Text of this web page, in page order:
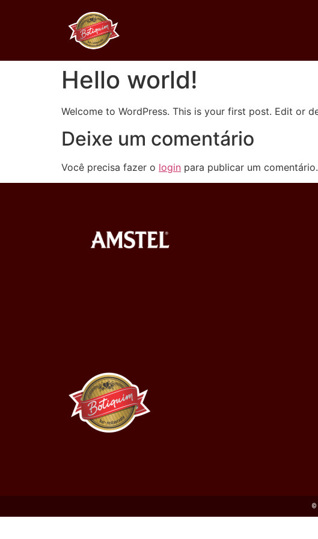
Hello world!
Welcome to WordPress. This is your first post. Edit or
Deixe um comentário
Você precisa fazer o login para publicar um comentário.
©️